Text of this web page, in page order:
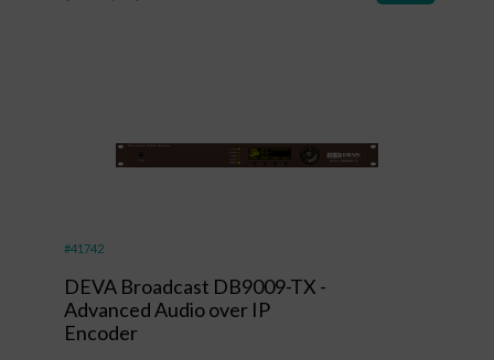
#41742
DEVA Broadcast DB9009-TX -
Advanced Audio over IP
Encoder